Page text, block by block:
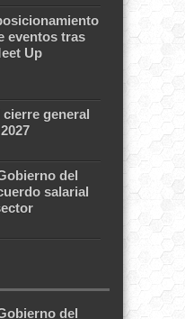
eventos tras
Up
general
del
salarial
del